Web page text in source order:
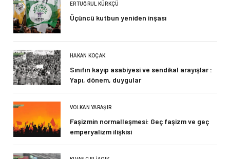
ERTUĞRUL KÜRKÇÜ
Üçüncü kutbun yeniden inşası
HAKAN KOÇAK
Sınıfın kayıp asabiyesi ve sendikal arayışlar :
Yapı, dönem, duygular
VOLKAN YARAŞIR
Faşizmin normalleşmesi: Geç faşizm ve geç
emperyalizm ilişkisi